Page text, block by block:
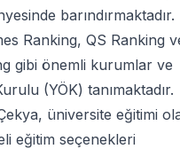
barındırmaktadır.
Ranking, QS Ranking
gibi önemli kurumlar ve
(YÖK) tanımaktadır.
üniversite eğitimi
eğitim seçenekleri